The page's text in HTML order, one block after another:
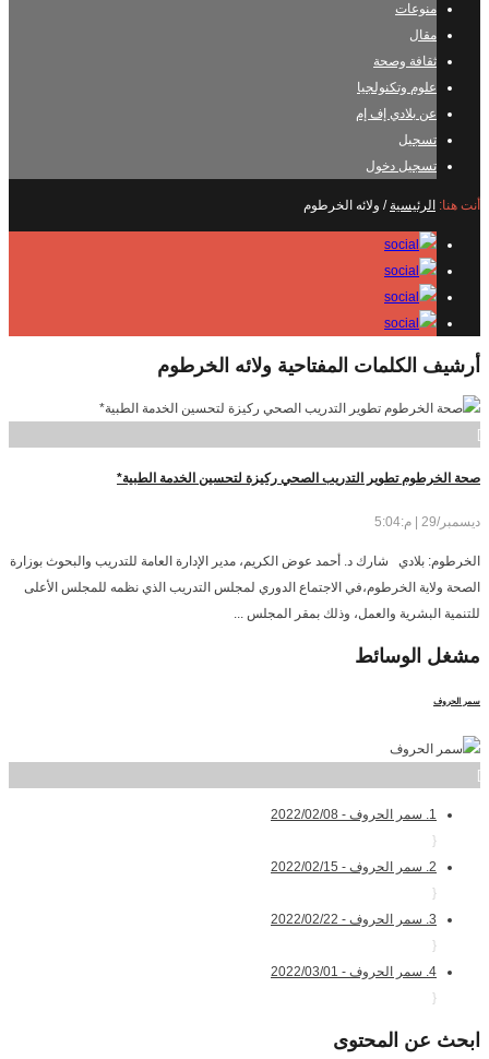
منوعات
مقال
ثقافة وصحة
علوم وتكنولجيا
عن بلادي إف إم
تسجيل
تسجيل دخول
أنت هنا: الرئيسية / ولائه الخرطوم
أرشيف الكلمات المفتاحية ولائه الخرطوم
]
صحة الخرطوم تطوير التدريب الصحي ركيزة لتحسين الخدمة الطبية*
ديسمبر/29 | م:5:04
الخرطوم: بلادي شارك د. أحمد عوض الكريم، مدير الإدارة العامة للتدريب والبحوث بوزارة
الصحة ولاية الخرطوم،في الاجتماع الدوري لمجلس التدريب الذي نظمه للمجلس الأعلى
للتنمية البشرية والعمل، وذلك بمقر المجلس ...
مشغل الوسائط
سمر الحروف
]
1. سمر الحروف - 2022/02/08
{
2. سمر الحروف - 2022/02/15
{
3. سمر الحروف - 2022/02/22
{
4. سمر الحروف - 2022/03/01
{
ابحث عن المحتوى